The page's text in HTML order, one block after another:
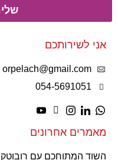
אני לשירותכם
orpelach@gmail.com
054-5691051
מאמרים אחרונים
השוד המתוחכם עם